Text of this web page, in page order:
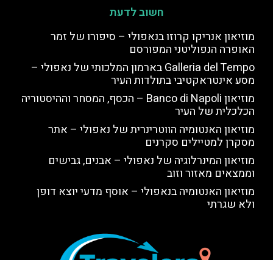
חשוב לדעת
מוזיאון אנריקו קרוזו בנאפולי – סיפורו של זמר
האופרה הנפוליטני המפורסם
Galleria del Tempo בארמון המלכותי של נאפולי –
מסע אינטראקטיבי בתולדות העיר
מוזיאון Banco di Napoli – הכסף, המסחר וההיסטוריה
הכלכלית של העיר
מוזיאון האנטומיה הווטרינרית של נאפולי – אתר
מסקרן למטיילים סקרנים
מוזיאון המינרלוגיה של נאפולי – אבנים, גבישים
וממצאים מאזור וזוב
מוזיאון האנטומיה בנאפולי – אוסף מדעי יוצא דופן
ולא שגרתי